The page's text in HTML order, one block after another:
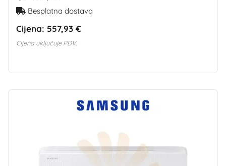
Besplatna dostava
Cijena: 557,93 €
Cijena uključuje PDV.